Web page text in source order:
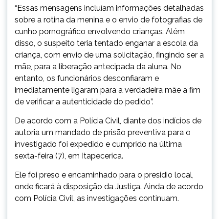
“Essas mensagens incluíam informações detalhadas
sobre a rotina da menina e o envio de fotografias de
cunho pornográfico envolvendo crianças. Além
disso, o suspeito teria tentado enganar a escola da
criança, com envio de uma solicitação, fingindo ser a
mãe, para a liberação antecipada da aluna. No
entanto, os funcionários desconfiaram e
imediatamente ligaram para a verdadeira mãe a fim
de verificar a autenticidade do pedido”.
De acordo com a Polícia Civil, diante dos indícios de
autoria um mandado de prisão preventiva para o
investigado foi expedido e cumprido na última
sexta-feira (7), em Itapecerica.
Ele foi preso e encaminhado para o presidio local,
onde ficará à disposição da Justiça. Ainda de acordo
com Polícia Civil, as investigações continuam.